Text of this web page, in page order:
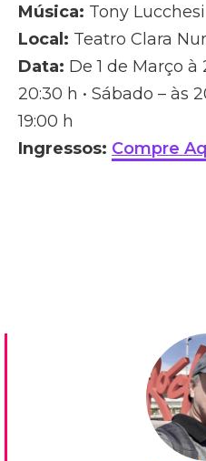
Música: Tony Lucchesi
Local: Teatro Clara
Data: De 1 de Março à
20:30 h • Sábado – às
19:00 h
Ingressos: Compre